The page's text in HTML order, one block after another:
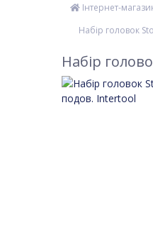
Інтернет-
Набір головок
Набір